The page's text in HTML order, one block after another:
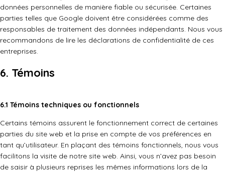
données personnelles de manière fiable ou sécurisée. Certaines
parties telles que Google doivent être considérées comme des
responsables de traitement des données indépendants. Nous vous
recommandons de lire les déclarations de confidentialité de ces
entreprises.
6. Témoins
6.1 Témoins techniques ou fonctionnels
Certains témoins assurent le fonctionnement correct de certaines
parties du site web et la prise en compte de vos préférences en
tant qu’utilisateur. En plaçant des témoins fonctionnels, nous vous
facilitons la visite de notre site web. Ainsi, vous n’avez pas besoin
de saisir à plusieurs reprises les mêmes informations lors de la